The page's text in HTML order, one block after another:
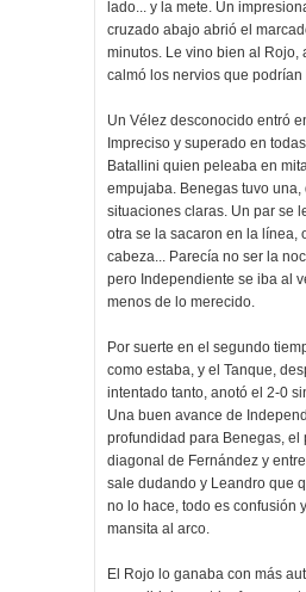
lado... y la mete. Un
cruzado abajo abrió el
minutos. Le vino bien al Rojo,
calmó los nervios que podrían
Un Vélez desconocido entró
Impreciso y superado en
Batallini quien peleaba en
empujaba. Benegas tuvo una,
situaciones claras. Un par se
otra se la sacaron en la línea,
cabeza... Parecía no ser la
pero Independiente se iba al
menos de lo merecido.
Por suerte en el segundo
como estaba, y el Tanque,
intentado tanto, anotó el 2-0
Una buen avance de
profundidad para Benegas, el
diagonal de Fernández y
sale dudando y Leandro que
no lo hace, todo es confusión
mansita al arco.
El Rojo lo ganaba con más